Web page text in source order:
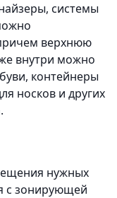
системы
верхнюю
внутри можно
контейнеры
носков и других
нужных
с зонирующей